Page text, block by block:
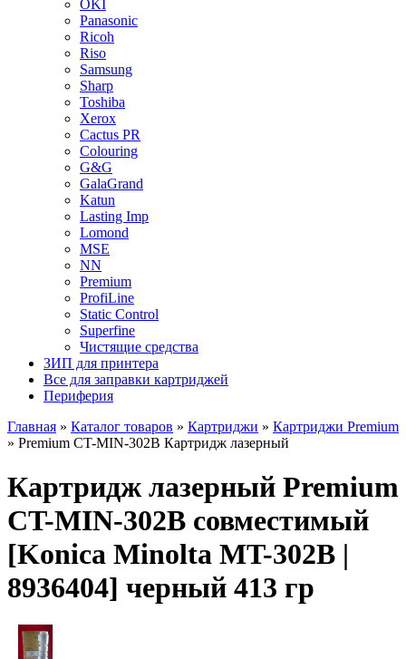
OKI
Panasonic
Ricoh
Riso
Samsung
Sharp
Toshiba
Xerox
Cactus PR
Colouring
G&G
GalaGrand
Katun
Lasting Imp
Lomond
MSE
NN
Premium
ProfiLine
Static Control
Superfine
Чистящие средства
ЗИП для принтера
Все для заправки картриджей
Периферия
Главная » Каталог товаров » Картриджи » Картриджи Premium
» Premium CT-MIN-302B Картридж лазерный
Картридж лазерный Premium
CT-MIN-302B совместимый
[Konica Minolta MT-302B |
8936404] черный 413 гр